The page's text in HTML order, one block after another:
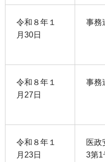
令和８年１
月30日
事務
令和８年１
月27日
事務
令和８年１
月23日
医政
3第1